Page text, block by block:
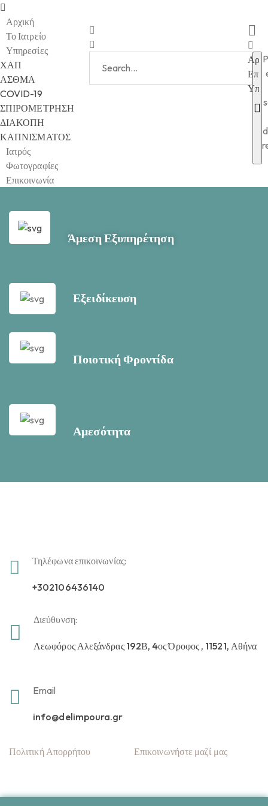
Αρχική
Το Ιατρείο
Υπηρεσίες
ΧΑΠ
ΑΣΘΜΑ
COVID-19
ΣΠΙΡΟΜΕΤΡΗΣΗ
ΔΙΑΚΟΠΗ
ΚΑΠΝΙΣΜΑΤΟΣ
Ιατρός
Φωτογραφίες
Επικοινωνία
Άμεση Εξυπηρέτηση
Εξειδίκευση
Ποιοτική Φροντίδα
Αμεσότητα
Τηλέφωνα επικοινωνίας:
+302106436140
Διεύθυνση:
Λεωφόρος Αλεξάνδρας 192Β, 4ος Όροφος , 11521, Αθήνα
Email
info@delimpoura.gr
Πολιτική Απορρήτου Επικοινωνήστε μαζί μας